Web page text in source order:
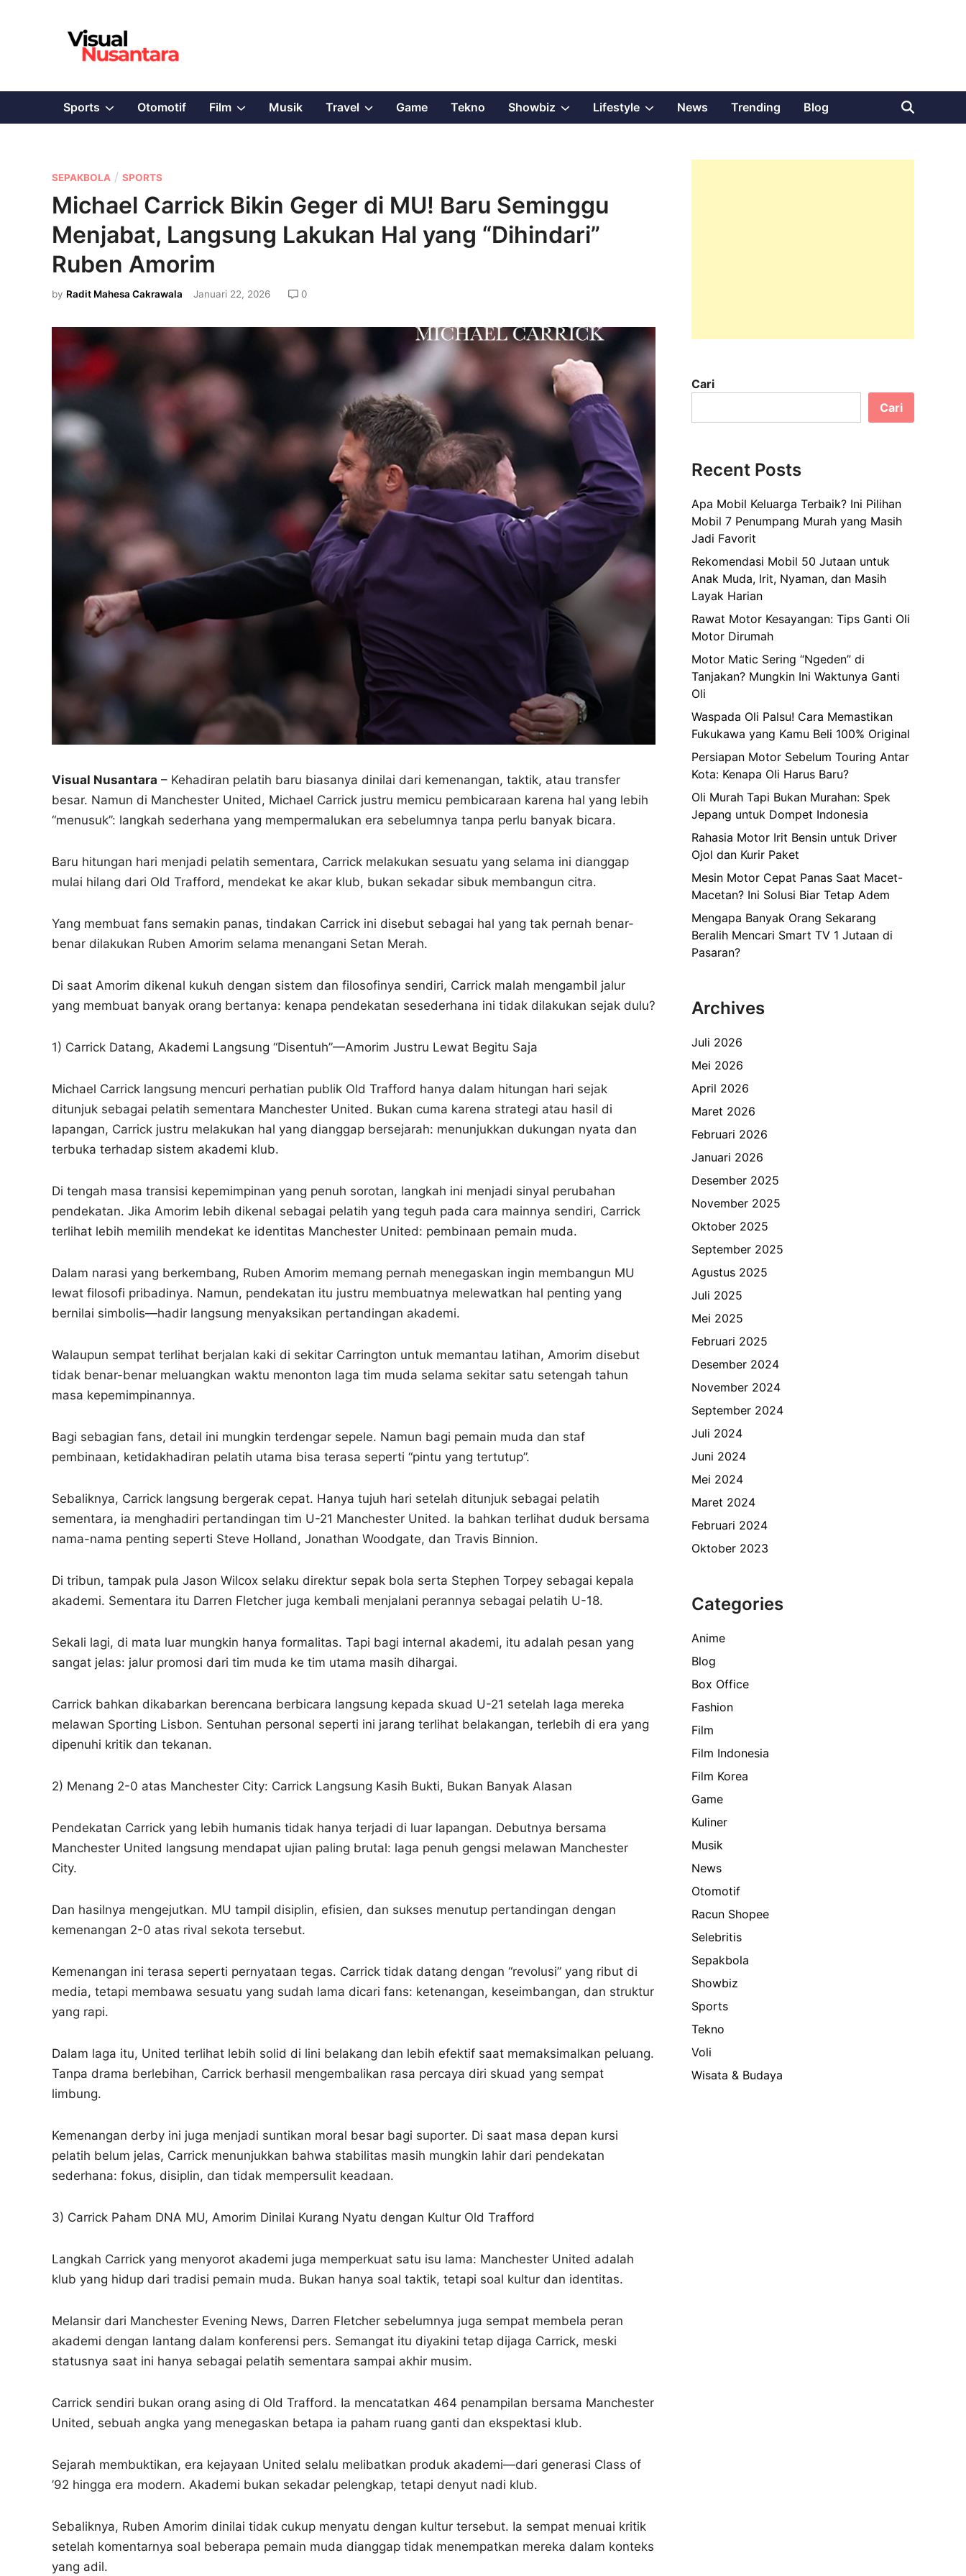
Sports Show
menu
Otomotif Film ShowMusik Travel ShowGame Tekno Showbiz ShowLifestyle ShowNews Trending Blog
P
o
s
e
d
i
SEPAKBOLA / SPORTS
Michael Carrick Bikin Geger di MU! Baru Seminggu
Menjabat, Langsung Lakukan Hal yang “Dihindari”
Ruben Amorim
by Radit Mahesa Cakrawala Januari 22, 2026 0
Visual Nusantara – Kehadiran pelatih baru biasanya dinilai dari kemenangan, taktik, atau transfer
besar. Namun di Manchester United, Michael Carrick justru memicu pembicaraan karena hal yang lebih
“menusuk”: langkah sederhana yang mempermalukan era sebelumnya tanpa perlu banyak bicara.
Baru hitungan hari menjadi pelatih sementara, Carrick melakukan sesuatu yang selama ini dianggap
mulai hilang dari Old Trafford, mendekat ke akar klub, bukan sekadar sibuk membangun citra.
Yang membuat fans semakin panas, tindakan Carrick ini disebut sebagai hal yang tak pernah benar-
benar dilakukan Ruben Amorim selama menangani Setan Merah.
Di saat Amorim dikenal kukuh dengan sistem dan filosofinya sendiri, Carrick malah mengambil jalur
yang membuat banyak orang bertanya: kenapa pendekatan sesederhana ini tidak dilakukan sejak dulu?
1) Carrick Datang, Akademi Langsung “Disentuh”—Amorim Justru Lewat Begitu Saja
Michael Carrick langsung mencuri perhatian publik Old Trafford hanya dalam hitungan hari sejak
ditunjuk sebagai pelatih sementara Manchester United. Bukan cuma karena strategi atau hasil di
lapangan, Carrick justru melakukan hal yang dianggap bersejarah: menunjukkan dukungan nyata dan
terbuka terhadap sistem akademi klub.
Di tengah masa transisi kepemimpinan yang penuh sorotan, langkah ini menjadi sinyal perubahan
pendekatan. Jika Amorim lebih dikenal sebagai pelatih yang teguh pada cara mainnya sendiri, Carrick
terlihat lebih memilih mendekat ke identitas Manchester United: pembinaan pemain muda.
Dalam narasi yang berkembang, Ruben Amorim memang pernah menegaskan ingin membangun MU
lewat filosofi pribadinya. Namun, pendekatan itu justru membuatnya melewatkan hal penting yang
bernilai simbolis—hadir langsung menyaksikan pertandingan akademi.
Walaupun sempat terlihat berjalan kaki di sekitar Carrington untuk memantau latihan, Amorim disebut
tidak benar-benar meluangkan waktu menonton laga tim muda selama sekitar satu setengah tahun
masa kepemimpinannya.
Bagi sebagian fans, detail ini mungkin terdengar sepele. Namun bagi pemain muda dan staf
pembinaan, ketidakhadiran pelatih utama bisa terasa seperti “pintu yang tertutup”.
Sebaliknya, Carrick langsung bergerak cepat. Hanya tujuh hari setelah ditunjuk sebagai pelatih
sementara, ia menghadiri pertandingan tim U-21 Manchester United. Ia bahkan terlihat duduk bersama
nama-nama penting seperti Steve Holland, Jonathan Woodgate, dan Travis Binnion.
Di tribun, tampak pula Jason Wilcox selaku direktur sepak bola serta Stephen Torpey sebagai kepala
akademi. Sementara itu Darren Fletcher juga kembali menjalani perannya sebagai pelatih U-18.
Sekali lagi, di mata luar mungkin hanya formalitas. Tapi bagi internal akademi, itu adalah pesan yang
sangat jelas: jalur promosi dari tim muda ke tim utama masih dihargai.
Carrick bahkan dikabarkan berencana berbicara langsung kepada skuad U-21 setelah laga mereka
melawan Sporting Lisbon. Sentuhan personal seperti ini jarang terlihat belakangan, terlebih di era yang
dipenuhi kritik dan tekanan.
2) Menang 2-0 atas Manchester City: Carrick Langsung Kasih Bukti, Bukan Banyak Alasan
Pendekatan Carrick yang lebih humanis tidak hanya terjadi di luar lapangan. Debutnya bersama
Manchester United langsung mendapat ujian paling brutal: laga penuh gengsi melawan Manchester
City.
Dan hasilnya mengejutkan. MU tampil disiplin, efisien, dan sukses menutup pertandingan dengan
kemenangan 2-0 atas rival sekota tersebut.
Kemenangan ini terasa seperti pernyataan tegas. Carrick tidak datang dengan “revolusi” yang ribut di
media, tetapi membawa sesuatu yang sudah lama dicari fans: ketenangan, keseimbangan, dan struktur
yang rapi.
Dalam laga itu, United terlihat lebih solid di lini belakang dan lebih efektif saat memaksimalkan peluang.
Tanpa drama berlebihan, Carrick berhasil mengembalikan rasa percaya diri skuad yang sempat
limbung.
Kemenangan derby ini juga menjadi suntikan moral besar bagi suporter. Di saat masa depan kursi
pelatih belum jelas, Carrick menunjukkan bahwa stabilitas masih mungkin lahir dari pendekatan
sederhana: fokus, disiplin, dan tidak mempersulit keadaan.
3) Carrick Paham DNA MU, Amorim Dinilai Kurang Nyatu dengan Kultur Old Trafford
Langkah Carrick yang menyorot akademi juga memperkuat satu isu lama: Manchester United adalah
klub yang hidup dari tradisi pemain muda. Bukan hanya soal taktik, tetapi soal kultur dan identitas.
Melansir dari Manchester Evening News, Darren Fletcher sebelumnya juga sempat membela peran
akademi dengan lantang dalam konferensi pers. Semangat itu diyakini tetap dijaga Carrick, meski
statusnya saat ini hanya sebagai pelatih sementara sampai akhir musim.
Carrick sendiri bukan orang asing di Old Trafford. Ia mencatatkan 464 penampilan bersama Manchester
United, sebuah angka yang menegaskan betapa ia paham ruang ganti dan ekspektasi klub.
Sejarah membuktikan, era kejayaan United selalu melibatkan produk akademi—dari generasi Class of
’92 hingga era modern. Akademi bukan sekadar pelengkap, tetapi denyut nadi klub.
Sebaliknya, Ruben Amorim dinilai tidak cukup menyatu dengan kultur tersebut. Ia sempat menuai kritik
setelah komentarnya soal beberapa pemain muda dianggap tidak menempatkan mereka dalam konteks
yang adil.
Cari
Cari
Recent Posts
Apa Mobil Keluarga Terbaik? Ini Pilihan
Mobil 7 Penumpang Murah yang Masih
Jadi Favorit
Rekomendasi Mobil 50 Jutaan untuk
Anak Muda, Irit, Nyaman, dan Masih
Layak Harian
Rawat Motor Kesayangan: Tips Ganti Oli
Motor Dirumah
Motor Matic Sering “Ngeden” di
Tanjakan? Mungkin Ini Waktunya Ganti
Oli
Waspada Oli Palsu! Cara Memastikan
Fukukawa yang Kamu Beli 100% Original
Persiapan Motor Sebelum Touring Antar
Kota: Kenapa Oli Harus Baru?
Oli Murah Tapi Bukan Murahan: Spek
Jepang untuk Dompet Indonesia
Rahasia Motor Irit Bensin untuk Driver
Ojol dan Kurir Paket
Mesin Motor Cepat Panas Saat Macet-
Macetan? Ini Solusi Biar Tetap Adem
Mengapa Banyak Orang Sekarang
Beralih Mencari Smart TV 1 Jutaan di
Pasaran?
Archives
Juli 2026
Mei 2026
April 2026
Maret 2026
Februari 2026
Januari 2026
Desember 2025
November 2025
Oktober 2025
September 2025
Agustus 2025
Juli 2025
Mei 2025
Februari 2025
Desember 2024
November 2024
September 2024
Juli 2024
Juni 2024
Mei 2024
Maret 2024
Februari 2024
Oktober 2023
Categories
Anime
Blog
Box Office
Fashion
Film
Film Indonesia
Film Korea
Game
Kuliner
Musik
News
Otomotif
Racun Shopee
Selebritis
Sepakbola
Showbiz
Sports
Tekno
Voli
Wisata & Budaya